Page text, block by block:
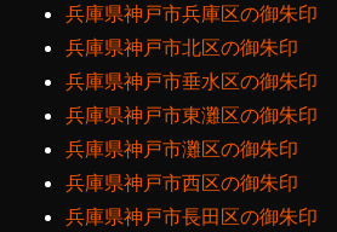
兵庫県神戸市兵庫区の御朱印
兵庫県神戸市北区の御朱印
兵庫県神戸市垂水区の御朱印
兵庫県神戸市東灘区の御朱印
兵庫県神戸市灘区の御朱印
兵庫県神戸市西区の御朱印
兵庫県神戸市長田区の御朱印